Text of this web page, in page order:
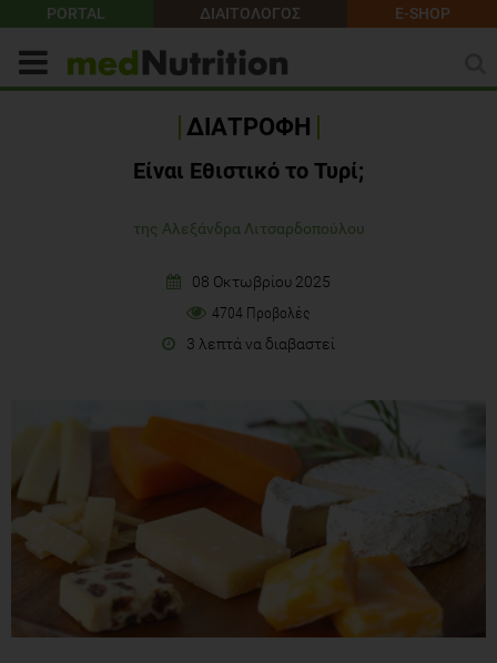
PORTAL ΔΙΑΙΤΟΛΟΓΟΣ E-SHOP
ΔΙΑΤΡΟΦΗ
Είναι Εθιστικό το Τυρί;
της Αλεξάνδρα Λιτσαρδοπούλου
08 Οκτωβρίου 2025
4704 Προβολές
3 λεπτά να διαβαστεί